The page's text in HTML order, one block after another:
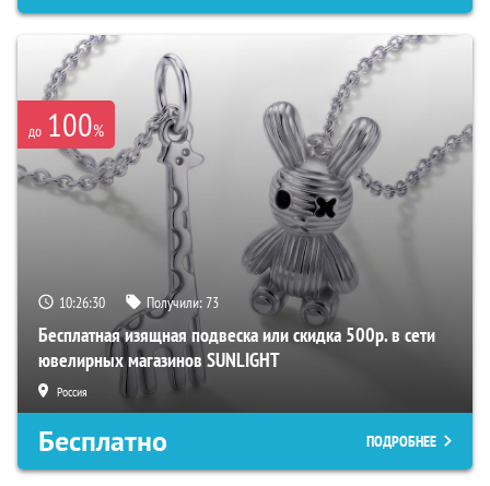
до 100%
10:26:29 Получили:73
Бесплатная изящная подвеска или скидка 500р. в сети
ювелирных магазинов SUNLIGHT
Россия
Бесплатно ПОДРОБНЕЕ